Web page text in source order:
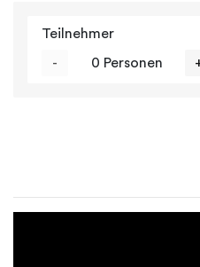
Teilnehmer
- 0 Personen